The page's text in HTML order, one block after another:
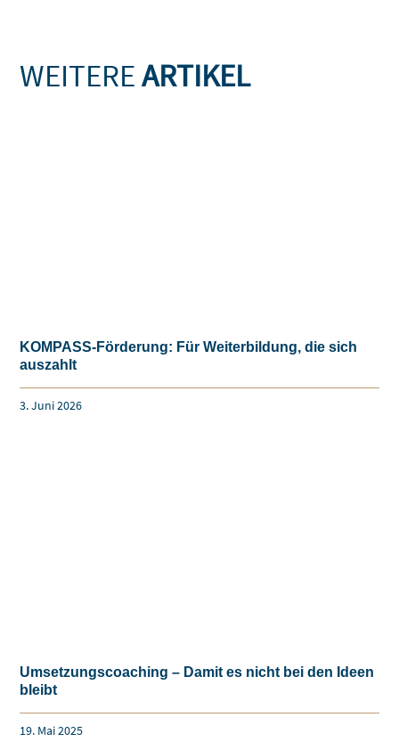
WEITEREARTIKEL
KOMPASS-Förderung: Für Weiterbildung, die sich
auszahlt
3. Juni 2026
Umsetzungscoaching – Damit es nicht bei den Ideen
bleibt
19. Mai 2025